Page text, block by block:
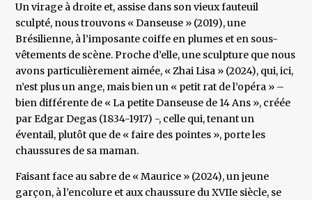
Un virage à droite et, assise dans son vieux fauteuil
sculpté, nous trouvons « Danseuse » (2019), une
Brésilienne, à l’imposante coiffe en plumes et en sous-
vêtements de scène. Proche d’elle, une sculpture que nous
avons particulièrement aimée, « Zhai Lisa » (2024), qui, ici,
n’est plus un ange, mais bien un « petit rat de l’opéra » –
bien différente de « La petite Danseuse de 14 Ans », créée
par Edgar Degas (1834-1917) -, celle qui, tenant un
éventail, plutôt que de « faire des pointes », porte les
chaussures de sa maman.
Faisant face au sabre de « Maurice » (2024), un jeune
garçon, à l’encolure et aux chaussure du XVIIe siècle, se